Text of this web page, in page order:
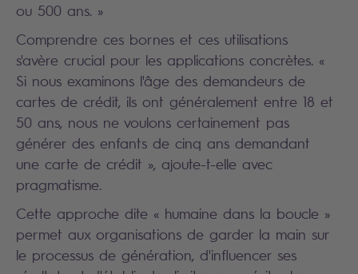
ou 500 ans. »
Comprendre ces bornes et ces utilisations
s'avère crucial pour les applications concrètes. «
Si nous examinons l'âge des demandeurs de
cartes de crédit, ils ont généralement entre 18 et
50 ans, nous ne voulons certainement pas
générer des enfants de cinq ans demandant
une carte de crédit », ajoute-t-elle avec
pragmatisme.
Cette approche dite « humaine dans la boucle »
permet aux organisations de garder la main sur
le processus de génération, d'influencer ses